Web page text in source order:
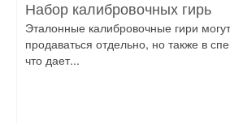
Набор калибровочных гирь
Эталонные калибровочные гири
продаваться отдельно, но также в
что дает...